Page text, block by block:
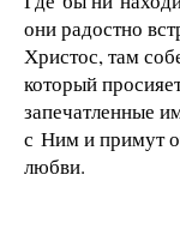
они радостно
Христос, там
который
запечатленные
с Ним и примут
любви.